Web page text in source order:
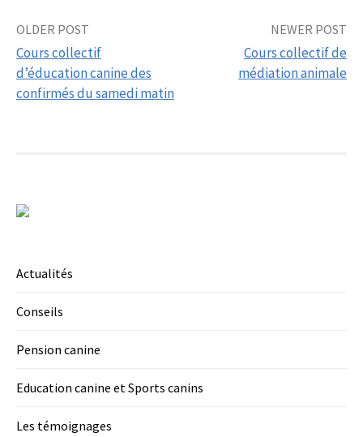
Post
navigation
OLDER POST
Cours collectif
d’éducation canine des
confirmés du samedi matin
NEWER POST
Cours collectif de
médiation animale
Actualités
Conseils
Pension canine
Education canine et Sports canins
Les témoignages